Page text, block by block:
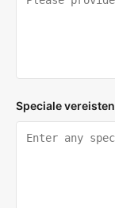
Speciale vereisten